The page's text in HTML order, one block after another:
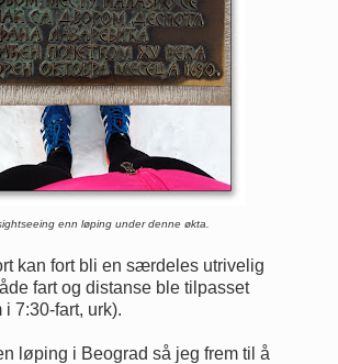
enn løping under denne økta.
kan fort bli en særdeles utrivelig
fart og distanse ble tilpasset
7:30-fart, urk).
løping i Beograd så jeg frem til å